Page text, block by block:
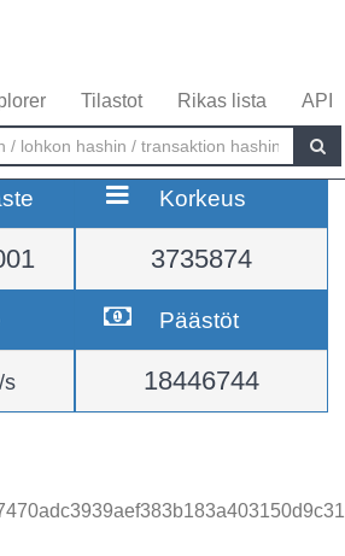
Tilastot Rikas lista API
Korkeus
3735874
s
Päästöt
18446744